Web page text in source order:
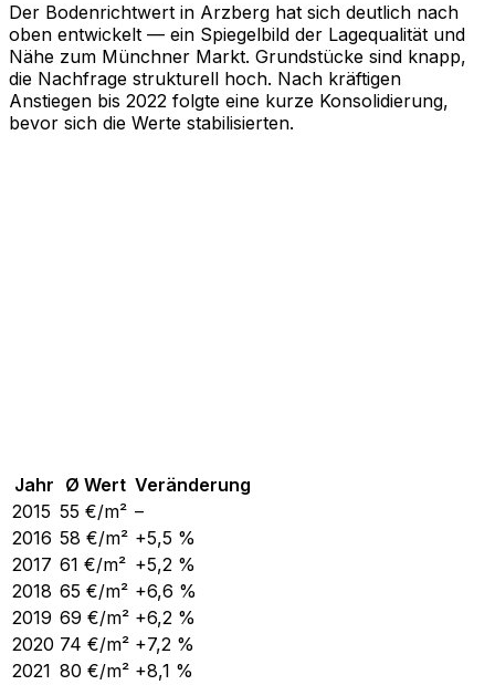
Der Bodenrichtwert in Arzberg hat sich deutlich nach
oben entwickelt — ein Spiegelbild der Lagequalität und
Nähe zum Münchner Markt. Grundstücke sind knapp,
die Nachfrage strukturell hoch. Nach kräftigen
Anstiegen bis 2022 folgte eine kurze Konsolidierung,
bevor sich die Werte stabilisierten.
Jahr Ø Wert Veränderung
2015 55 €/m² –
2016 58 €/m² +5,5 %
2017 61 €/m² +5,2 %
2018 65 €/m² +6,6 %
2019 69 €/m² +6,2 %
2020 74 €/m² +7,2 %
2021 80 €/m² +8,1 %